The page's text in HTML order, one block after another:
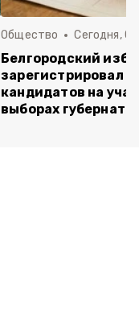
Общество Сегодня,
Белгородский
зарегистрировал
кандидатов на
выборах